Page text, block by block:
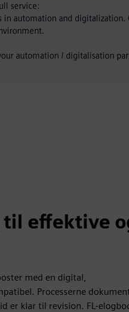
service:
in automation and
automation / digitalisation
effektive
med en digital,
Processerne
er klar til revision. FL-